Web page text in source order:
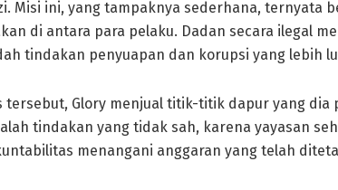
Misi ini, yang tampaknya sederhana, ternyata
di antara para pelaku. Dadan secara ilegal
tindakan penyuapan dan korupsi yang lebih
tersebut, Glory menjual titik-titik dapur yang dia
tindakan yang tidak sah, karena yayasan
menangani anggaran yang telah